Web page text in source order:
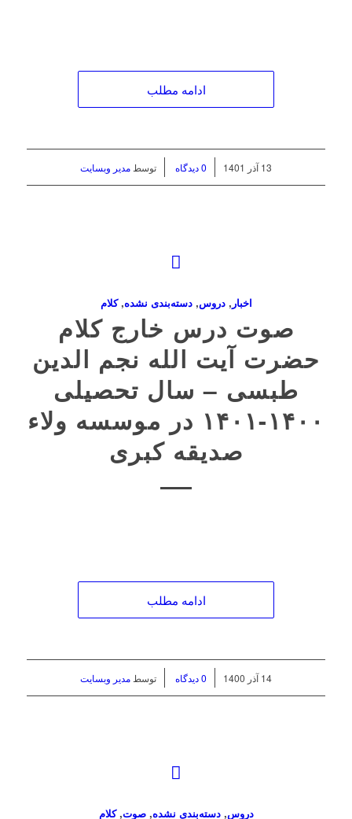
ادامه مطلب
13 آذر 1401
/ 0 دیدگاه توسط مدیر وبسایت
اخبار ,دروس,دسته‌بندی نشده,کلام
صوت درس خارج کلام
حضرت آیت الله نجم الدین
طبسی – سال تحصیلی
۱۴۰۰-۱۴۰۱ در موسسه ولاء
صدیقه کبری
ادامه مطلب
14 آذر 1400
/ 0 دیدگاه توسط مدیر وبسایت
دروس,دسته‌بندی نشده,صوت,کلام